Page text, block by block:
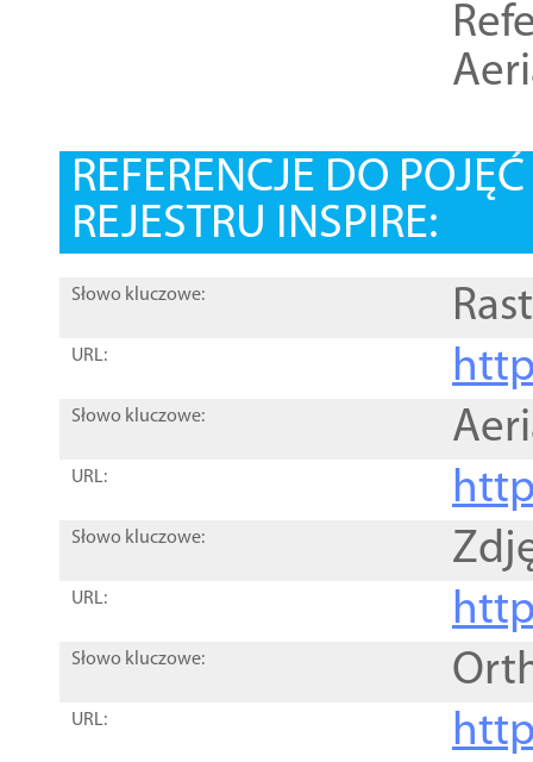
REFERENCJE DO
REJESTRU INSPIRE:
Słowo kluczowe:
URL:
Słowo kluczowe:
URL:
Słowo kluczowe:
URL:
Słowo kluczowe:
URL: